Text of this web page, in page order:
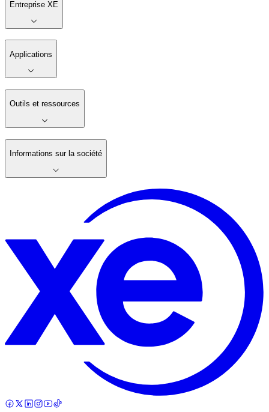
Entreprise XE
Applications
Outils et ressources
Informations sur la société